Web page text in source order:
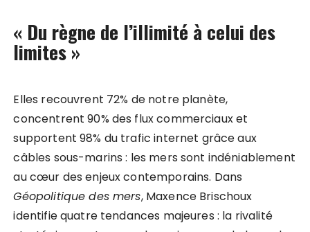
« Du règne de l’illimité à celui des
limites »
Elles recouvrent 72% de notre planète,
concentrent 90% des flux commerciaux et
supportent 98% du trafic internet grâce aux
câbles sous-marins : les mers sont indéniablement
au cœur des enjeux contemporains. Dans
Géopolitique des mers, Maxence Brischoux
identifie quatre tendances majeures : la rivalité